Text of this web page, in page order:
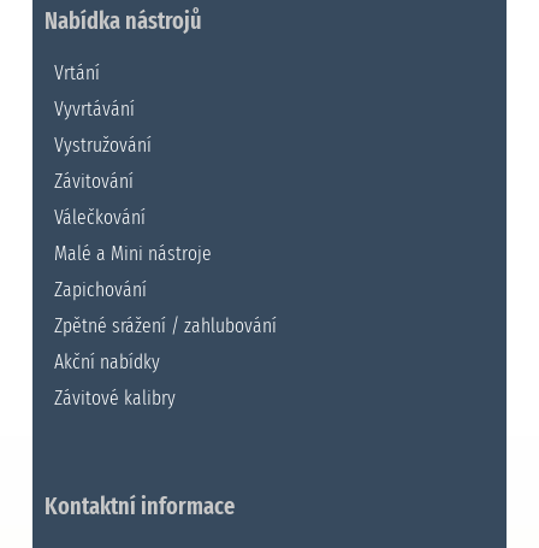
Nabídka nástrojů
Vrtání
Vyvrtávání
Vystružování
Závitování
Válečkování
Malé a Mini nástroje
Zapichování
Zpětné srážení / zahlubování
Akční nabídky
Závitové kalibry
Kontaktní informace